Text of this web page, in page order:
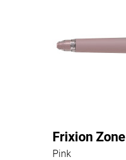
Frixion Zone
Pink